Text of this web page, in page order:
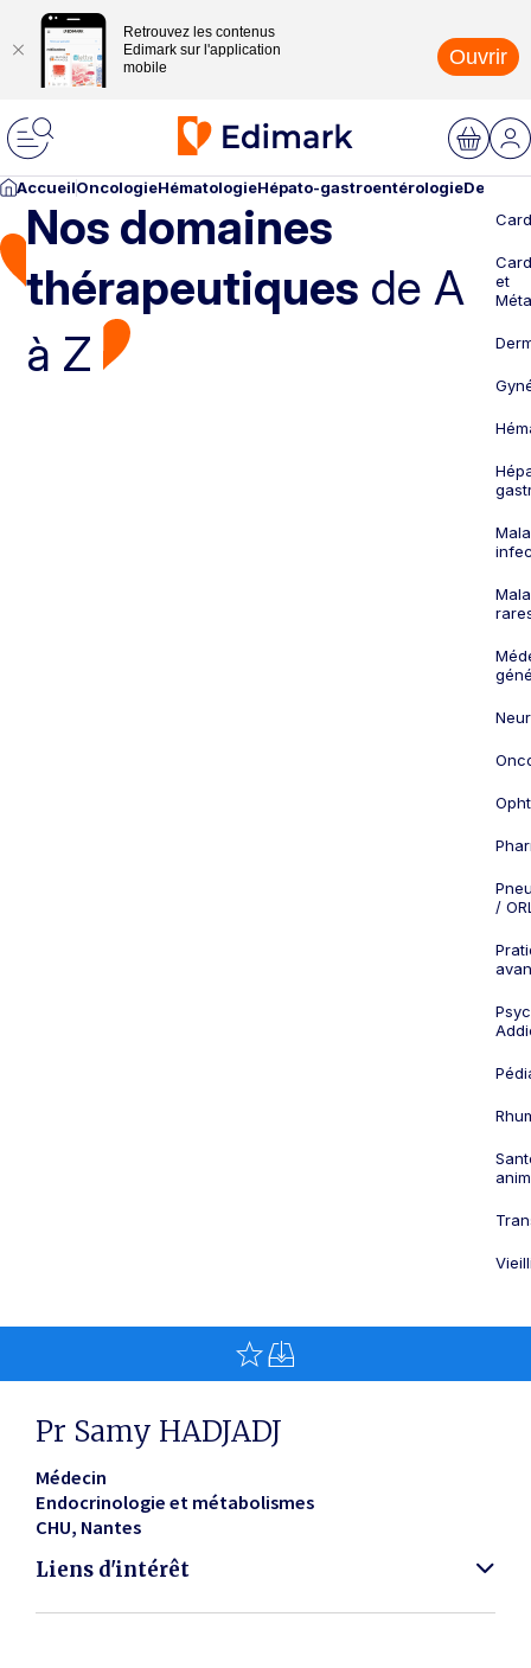
Retrouvez les contenus
Edimark sur l'application
mobile
Ouvrir
AccueilOncologieHématologieHépato-gastroentérologie
Nos domaines
thérapeutiques de A
à Z
et
/
Pr Samy HADJADJ
Médecin
Endocrinologie et métabolismes
CHU Nantes
Liens d'intérêt